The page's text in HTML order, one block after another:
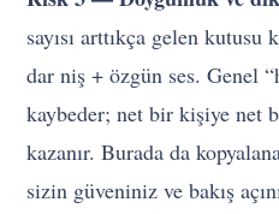
sayısı arttıkça gelen kutusu
dar niş + özgün ses. Genel
kaybeder; net bir kişiye net
kazanır. Burada da
sizin güveniniz ve bakış